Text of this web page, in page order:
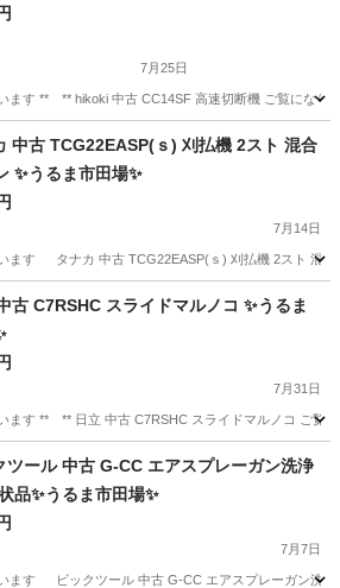
7月25日
ます ** ** hikoki 中古 CC14SF 高速切断機 ご覧にな
中古 TCG22EASP(ｓ) 刈払機 2スト 混合
✨うるま市田場✨
7月14日
ます タナカ 中古 TCG22EASP(ｓ) 刈払機 2スト 混
古 C7RSHC スライドマルノコ ✨うるま
7月31日
ます ** ** 日立 中古 C7RSHC スライドマルノコ ご
RSHC
ツール 中古 G-CC エアスプレーガン洗浄
品✨うるま市田場✨
7月7日
ます ビックツール 中古 G-CC エアスプレーガン洗